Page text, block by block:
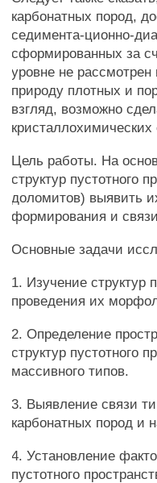
карбонатных пород,
седимента-ционно-
сформированных за
уровне не
природу плотных и
взгляд, возможно
кристаллохимических
Цель работы. На
структур пустотного
доломитов) выявить
формирования и
Основные задачи
1. Изучение структур
проведения их
2. Определение
структур пустотного
массивного типов.
3. Выявление связи
карбонатных пород
4. Установление
пустотного